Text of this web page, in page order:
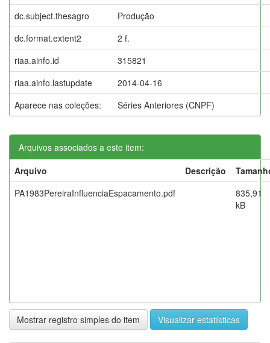
dc.subject.thesagro
Produção
dc.format.extent2
2 f.
riaa.ainfo.id
315821
riaa.ainfo.lastupdate
2014-04-16
Aparece nas coleções:
Séries Anteriores (CNPF)
Arquivos associados a este item:
Arquivo
Descrição
PA1983PereiraInfluenciaEspacamento.pdf
835,91
kB
Mostrar registro simples do item Visualizar estatísticas